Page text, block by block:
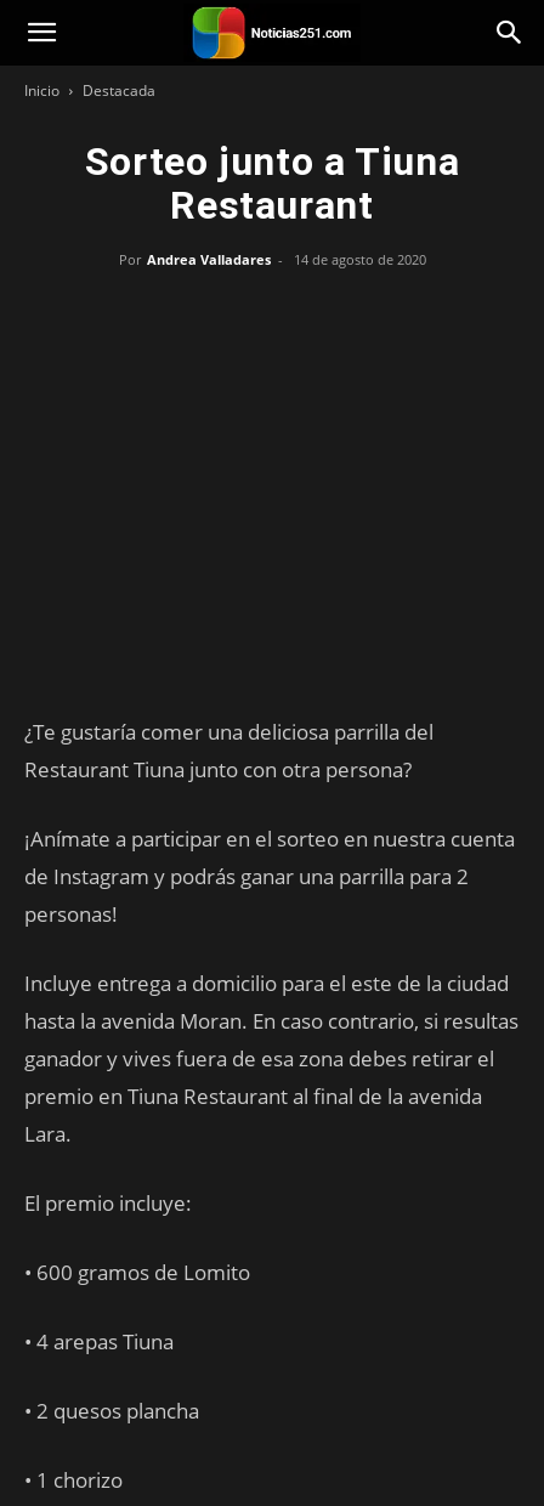
Noticias251
Inicio Destacada
Sorteo junto a Tiuna
Restaurant
Por Andrea Valladares - 14 de agosto de 2020
¿Te gustaría comer una deliciosa parrilla del
Restaurant Tiuna junto con otra persona?
¡Anímate a participar en el sorteo en nuestra cuenta
de Instagram y podrás ganar una parrilla para 2
personas!
Incluye entrega a domicilio para el este de la ciudad
hasta la avenida Moran. En caso contrario, si resultas
ganador y vives fuera de esa zona debes retirar el
premio en Tiuna Restaurant al final de la avenida
Lara.
El premio incluye:
• 600 gramos de Lomito
• 4 arepas Tiuna
• 2 quesos plancha
• 1 chorizo